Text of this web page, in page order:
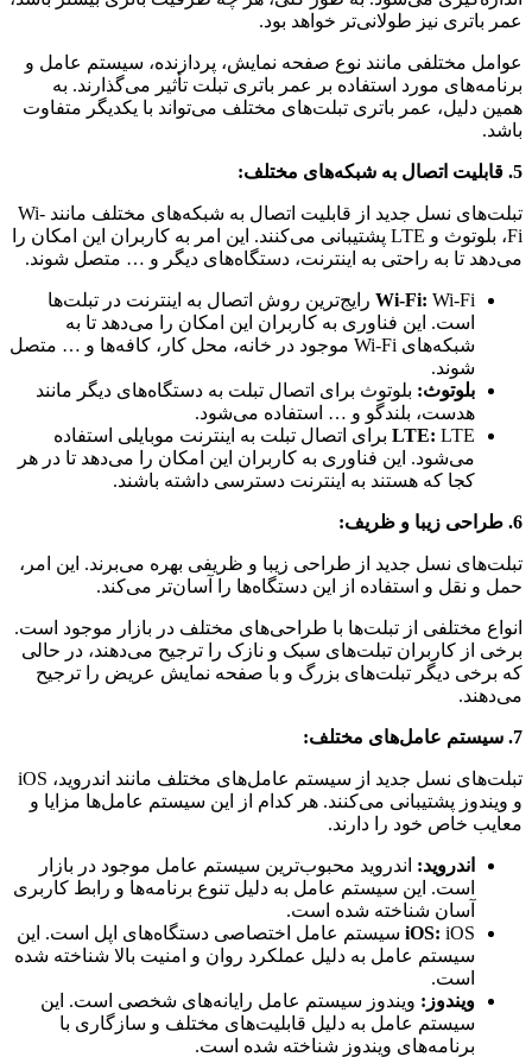
عمر باتری نیز طولانی‌تر خواهد بود.
عوامل مختلفی مانند نوع صفحه نمایش، پردازنده، سیستم عامل و
برنامه‌های مورد استفاده بر عمر باتری تبلت تأثیر می‌گذارند. به
همین دلیل، عمر باتری تبلت‌های مختلف می‌تواند با یکدیگر متفاوت
باشد.
5. قابلیت اتصال به شبکه‌های مختلف:
تبلت‌های نسل جدید از قابلیت اتصال به شبکه‌های مختلف مانند Wi-
Fi، بلوتوث و LTE پشتیبانی می‌کنند. این امر به کاربران این امکان را
می‌دهد تا به راحتی به اینترنت، دستگاه‌های دیگر و … متصل شوند.
Wi-Fi: Wi-Fi رایج‌ترین روش اتصال به اینترنت در تبلت‌ها
است. این فناوری به کاربران این امکان را می‌دهد تا به
شبکه‌های Wi-Fi موجود در خانه، محل کار، کافه‌ها و … متصل
شوند.
بلوتوث: بلوتوث برای اتصال تبلت به دستگاه‌های دیگر مانند
هدست، بلندگو و … استفاده می‌شود.
LTE: LTE برای اتصال تبلت به اینترنت موبایلی استفاده
می‌شود. این فناوری به کاربران این امکان را می‌دهد تا در هر
کجا که هستند به اینترنت دسترسی داشته باشند.
6. طراحی زیبا و ظریف:
تبلت‌های نسل جدید از طراحی زیبا و ظریفی بهره می‌برند. این امر،
حمل و نقل و استفاده از این دستگاه‌ها را آسان‌تر می‌کند.
انواع مختلفی از تبلت‌ها با طراحی‌های مختلف در بازار موجود است.
برخی از کاربران تبلت‌های سبک و نازک را ترجیح می‌دهند، در حالی
که برخی دیگر تبلت‌های بزرگ و با صفحه نمایش عریض را ترجیح
می‌دهند.
7. سیستم عامل‌های مختلف:
تبلت‌های نسل جدید از سیستم عامل‌های مختلف مانند اندروید، iOS
و ویندوز پشتیبانی می‌کنند. هر کدام از این سیستم عامل‌ها مزایا و
معایب خاص خود را دارند.
اندروید: اندروید محبوب‌ترین سیستم عامل موجود در بازار
است. این سیستم عامل به دلیل تنوع برنامه‌ها و رابط کاربری
آسان شناخته شده است.
iOS: iOS سیستم عامل اختصاصی دستگاه‌های اپل است. این
سیستم عامل به دلیل عملکرد روان و امنیت بالا شناخته شده
است.
ویندوز: ویندوز سیستم عامل رایانه‌های شخصی است. این
سیستم عامل به دلیل قابلیت‌های مختلف و سازگاری با
برنامه‌های ویندوز شناخته شده است.